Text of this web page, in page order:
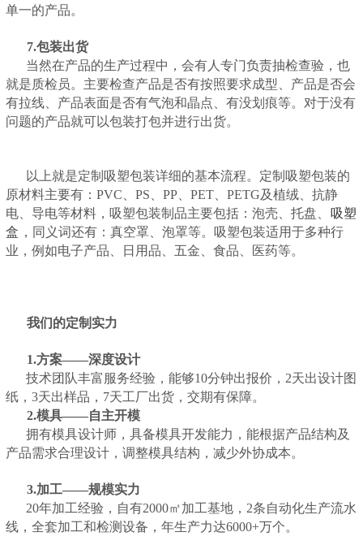
单一的产品。
7.包装出货
当然在产品的生产过程中，会有人专门负责抽检查验，也
就是质检员。主要检查产品是否有按照要求成型、产品是否会
有拉线、产品表面是否有气泡和晶点、有没划痕等。对于没有
问题的产品就可以包装打包并进行出货。
以上就是定制吸塑包装详细的基本流程。定制吸塑包装的
原材料主要有：PVC、PS、PP、PET、PETG及植绒、抗静
电、导电等材料，吸塑包装制品主要包括：泡壳、托盘、
吸塑
盒 ，同义词还有：真空罩、泡罩等。吸塑包装适用于多种行
业，例如电子产品、日用品、五金、食品、医药等。
我们的定制实力
1.方案——深度设计
技术团队丰富服务经验，能够10分钟出报价，2天出设计图
纸，3天出样品，7天工厂出货，交期有保障。
2.模具——自主开模
拥有模具设计师，具备模具开发能力，能根据产品结构及
产品需求合理设计，调整模具结构，减少外协成本。
3.加工——规模实力
20年加工经验，自有2000㎡加工基地，2条自动化生产流水
线，全套加工和检测设备，年生产力达6000+万个。